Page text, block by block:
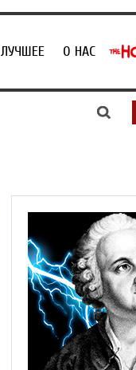
ЛУЧШЕЕ О НАС